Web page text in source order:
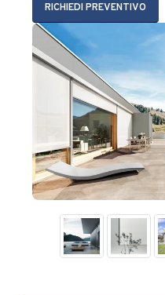
RICHIEDI PREVENTIVO